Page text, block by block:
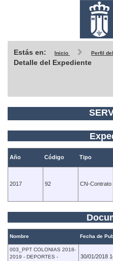
Estás en: Inicio Perfil
Detalle del Expediente
Año Código Tipo
2017 92 CN-Contrato
Nombre Fecha de
003_PPT COLONIAS 2018-
2019 - DEPORTES -
30/01/2018